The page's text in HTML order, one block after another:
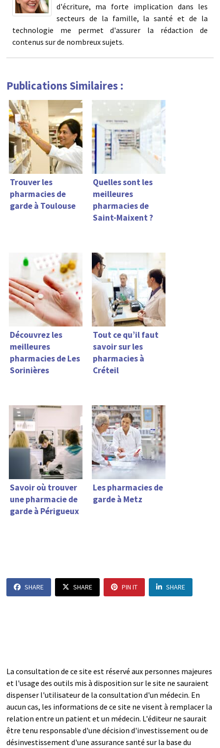
d'écriture, ma forte implication dans les
secteurs de la famille, la santé et de la
technologie me permet d'assurer la rédaction de
contenus sur de nombreux sujets.
Publications Similaires :
Trouver les
pharmacies de
garde à Toulouse
Quelles sont les
meilleures
pharmacies de
Saint-Maixent ?
Découvrez les
meilleures
pharmacies de Les
Sorinières
Tout ce qu’il faut
savoir sur les
pharmacies à
Créteil
Savoir où trouver
une pharmacie de
garde à Périgueux
Les pharmacies de
garde à Metz
SHARE SHARE PIN IT SHARE
La consultation de ce site est réservé aux personnes majeures
et l'usage des outils mis à disposition sur le site ne sauraient
dispenser l'utilisateur de la consultation d'un médecin. En
aucun cas, les informations de ce site ne visent à remplacer la
relation entre un patient et un médecin. L'éditeur ne saurait
être tenu responsable d'une décision d'investissement ou de
désinvestissement d'une assurance santé sur la base du